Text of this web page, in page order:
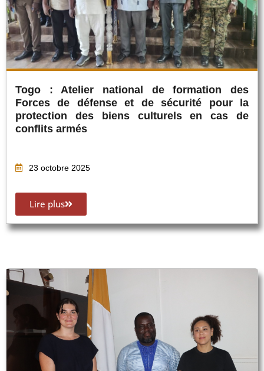
Togo : Atelier national de formation des
Forces de défense et de sécurité pour la
protection des biens culturels en cas de
conflits armés
23 octobre 2025
Lire plus